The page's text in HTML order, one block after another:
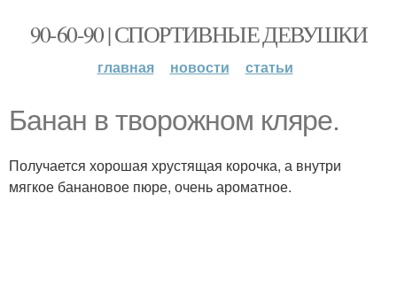
90-60-90 | СПОРТИВНЫЕ ДЕВУШКИ
главная новости статьи
Банан в творожном кляре.
Получается хорошая хрустящая корочка, а внутри
мягкое банановое пюре, очень ароматное.